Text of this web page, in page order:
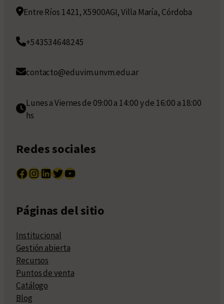
Entre Ríos 1421, X5900AGI, Villa María, Córdoba
+543534648245
contacto@eduvim.unvm.edu.ar
Lunes a Viernes de 09:00 a 14:00 y de 16:00 a 18:00
hs
Redes sociales
Facebook InstagramLinkedIn Twitter YouTube
Páginas del sitio
Institucional
Gestión abierta
Recursos
Puntos de venta
Catálogo
Blog